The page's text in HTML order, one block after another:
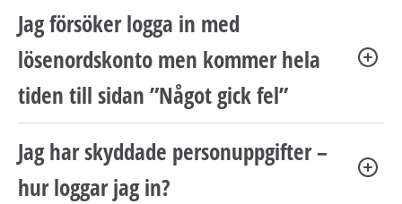
Jag försöker logga in med
lösenordskonto men kommer hela
tiden till sidan ”Något gick fel”
Jag har skyddade personuppgifter –
hur loggar jag in?